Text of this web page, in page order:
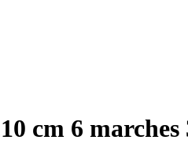
cm 6